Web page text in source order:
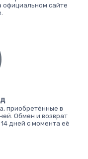
официальном сайте
приобретённые в
Обмен и возврат
дней с момента её